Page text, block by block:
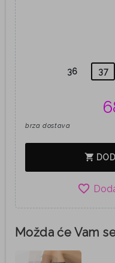
36
37
brza dostava
shopping_cart
favorite_border
Možda će Vam